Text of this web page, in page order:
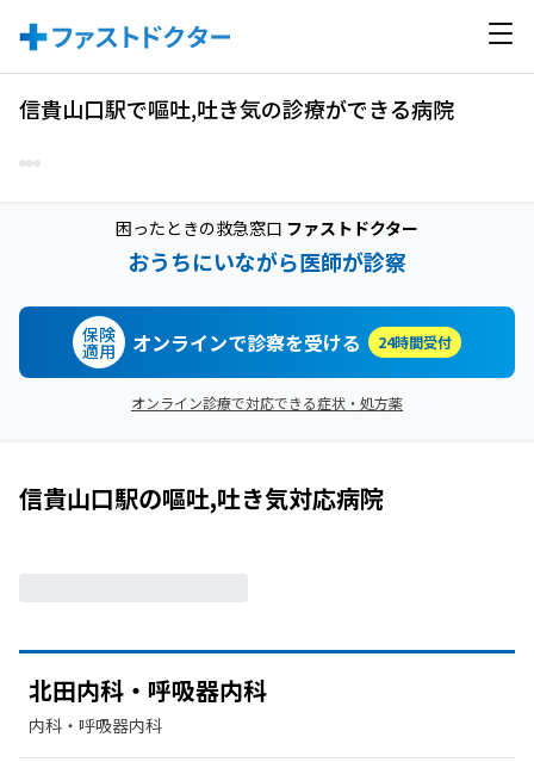
信貴山口駅で嘔吐,吐き気の診療ができる病院
困ったときの救急窓口 ファストドクター
おうちにいながら医師が診察
保険
適用 オンラインで診察を受ける 24時間受付
オンライン診療で対応できる症状・処方薬
信貴山口駅の嘔吐,吐き気対応病院
北田内科・呼吸器内科
内科・​呼吸器内科